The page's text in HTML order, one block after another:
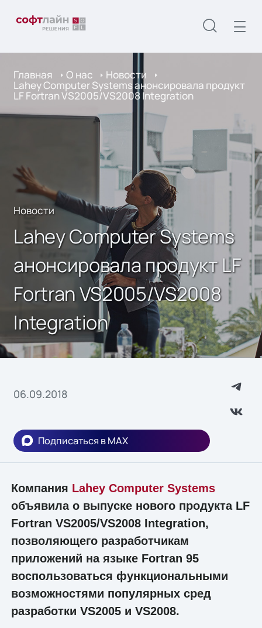
Главная О нас Новости
Lahey Computer Systems анонсировала продукт
LF Fortran VS2005/VS2008 Integration
Новости
Lahey Computer Systems
анонсировала продукт LF
Fortran VS2005/VS2008
Integration
06.09.2018
Подписаться в MAX
Компания Lahey Computer Systems
объявила о выпуске нового продукта LF
Fortran VS2005/VS2008 Integration,
позволяющего разработчикам
приложений на языке Fortran 95
воспользоваться функциональными
возможностями популярных сред
разработки VS2005 и VS2008.